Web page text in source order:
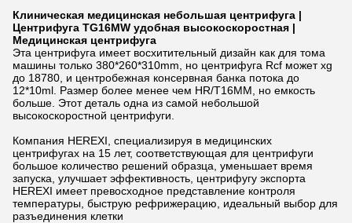
Клиническая медицинская небольшая центрифуга |
Центрифуга TG16MW удобная высокоскоростная |
Медицинская центрифуга
Эта центрифуга имеет восхитительный дизайн как для тома
машины только 380*260*310mm, но центрифуга Rcf может xg
до 18780, и центробежная консервная банка потока до
12*10ml. Размер более менее чем HR/T16MM, но емкость
больше. Этот деталь одна из самой небольшой
высокоскоростной центрифуги.
Компания HEREXI, специализируя в медицинских
центрифугах на 15 лет, соответствующая для центрифуги
большое количество решений образца, уменьшает время
запуска, улучшает эффективность, центрифугу экспорта
HEREXI имеет превосходное представление контроля
температуры, быструю рефрижерацию, идеальный выбор для
разъединения клетки